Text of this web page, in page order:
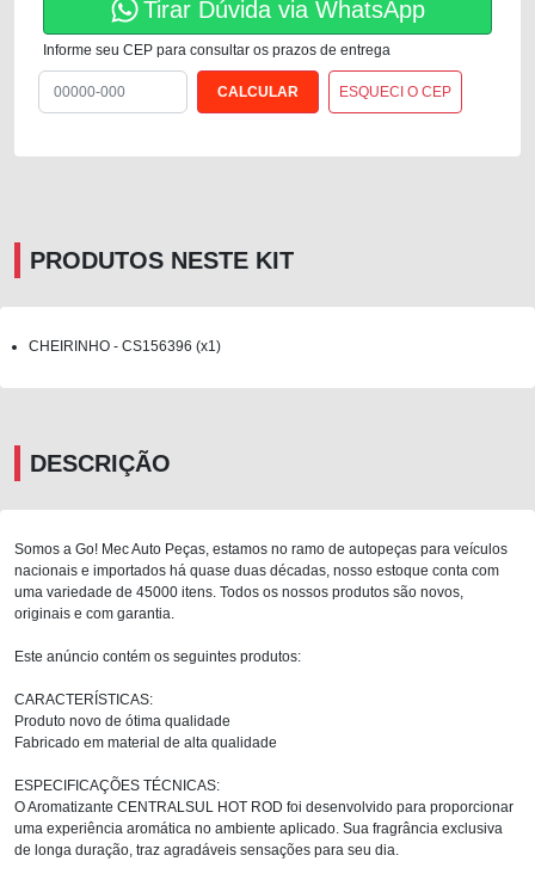
Tirar Dúvida via WhatsApp
Informe seu CEP para consultar os prazos de entrega
ESQUECI O CEP
PRODUTOS NESTE KIT
CHEIRINHO - CS156396 (x1)
DESCRIÇÃO
Somos a Go! Mec Auto Peças, estamos no ramo de autopeças para veículos
nacionais e importados há quase duas décadas, nosso estoque conta com
uma variedade de 45000 itens. Todos os nossos produtos são novos,
originais e com garantia.
Este anúncio contém os seguintes produtos:
CARACTERÍSTICAS:
Produto novo de ótima qualidade
Fabricado em material de alta qualidade
ESPECIFICAÇÕES TÉCNICAS:
O Aromatizante CENTRALSUL HOT ROD foi desenvolvido para proporcionar
uma experiência aromática no ambiente aplicado. Sua fragrância exclusiva
de longa duração, traz agradáveis sensações para seu dia.